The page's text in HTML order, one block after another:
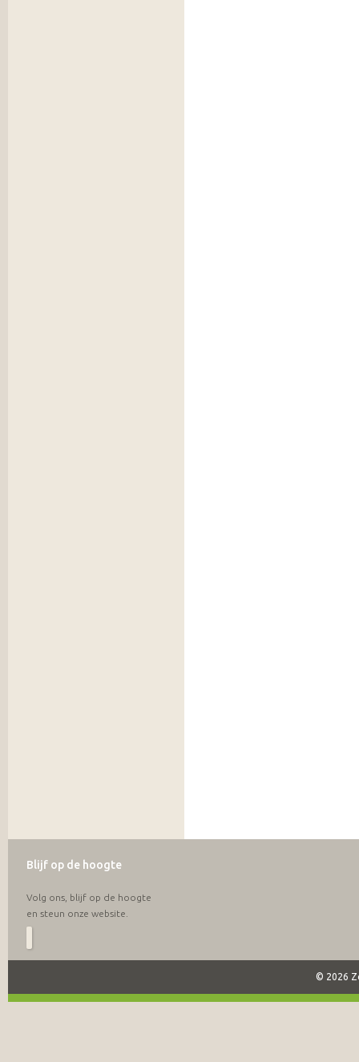
Blijf op de hoogte
Volg ons, blijf op de hoogte
en steun onze website.
© 2026